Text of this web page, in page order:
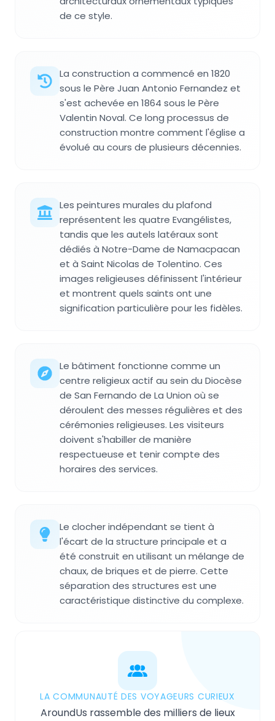
de ce style.
La construction a commencé en 1820
sous le Père Juan Antonio Fernandez et
s'est achevée en 1864 sous le Père
Valentin Noval. Ce long processus de
construction montre comment l'église a
évolué au cours de plusieurs décennies.
Les peintures murales du plafond
représentent les quatre Evangélistes,
tandis que les autels latéraux sont
dédiés à Notre-Dame de Namacpacan
et à Saint Nicolas de Tolentino. Ces
images religieuses définissent l'intérieur
et montrent quels saints ont une
signification particulière pour les fidèles.
Le bâtiment fonctionne comme un
centre religieux actif au sein du Diocèse
de San Fernando de La Union où se
déroulent des messes régulières et des
cérémonies religieuses. Les visiteurs
doivent s'habiller de manière
respectueuse et tenir compte des
horaires des services.
Le clocher indépendant se tient à
l'écart de la structure principale et a
été construit en utilisant un mélange de
chaux, de briques et de pierre. Cette
séparation des structures est une
caractéristique distinctive du complexe.
LA COMMUNAUTÉ DES VOYAGEURS CURIEUX
AroundUs rassemble des milliers de lieux